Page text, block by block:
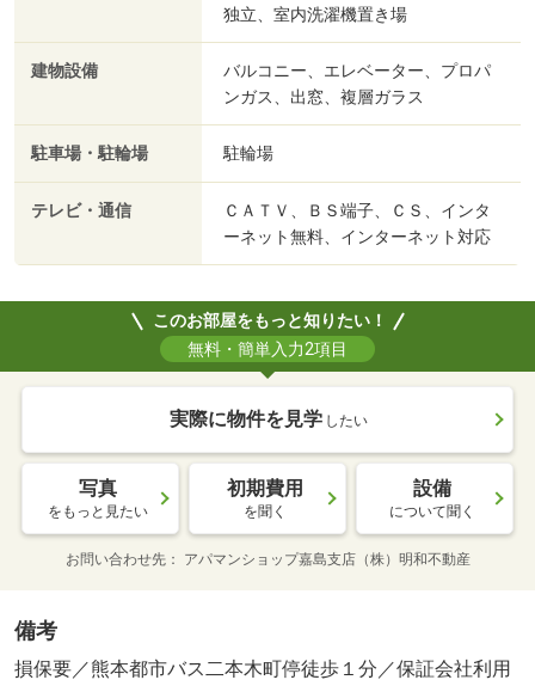
独立、室内洗濯機置き場
建物設備
バルコニー、エレベーター、プロパ
ンガス、出窓、複層ガラス
駐車場・駐輪場 駐輪場
テレビ・通信
ＣＡＴＶ、ＢＳ端子、ＣＳ、インタ
ーネット無料、インターネット対応
このお部屋をもっと知りたい！
無料・簡単入力2項目
実際に物件を見学 したい
写真
をもっと見たい
初期費用
を聞く
設備
について聞く
お問い合わせ先 アパマンショップ嘉島支店（株）明和不動産
備考
損保要／熊本都市バス二本木町停徒歩１分／保証会社利用